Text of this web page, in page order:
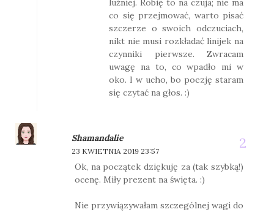
luźniej. Robię to na czuja; nie ma
co się przejmować, warto pisać
szczerze o swoich odczuciach,
nikt nie musi rozkładać linijek na
czynniki pierwsze. Zwracam
uwagę na to, co wpadło mi w
oko. I w ucho, bo poezję staram
się czytać na głos. :)
Shamandalie
23 KWIETNIA 2019 23:57
Ok, na początek dziękuję za (tak szybką!)
ocenę. Miły prezent na święta. :)
Nie przywiązywałam szczególnej wagi do